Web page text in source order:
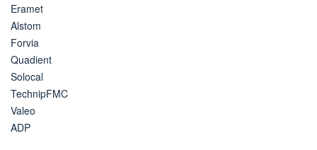
Eramet
Alstom
Forvia
Quadient
Solocal
TechnipFMC
Valeo
ADP